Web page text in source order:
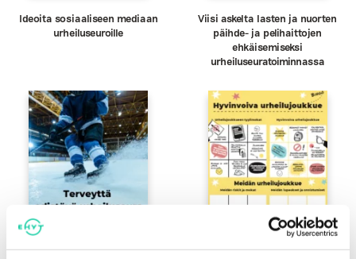
Ideoita sosiaaliseen mediaan
urheiluseuroille
Viisi askelta lasten ja nuorten
päihde- ja pelihaittojen
ehkäisemiseksi
urheiluseuratoiminnassa